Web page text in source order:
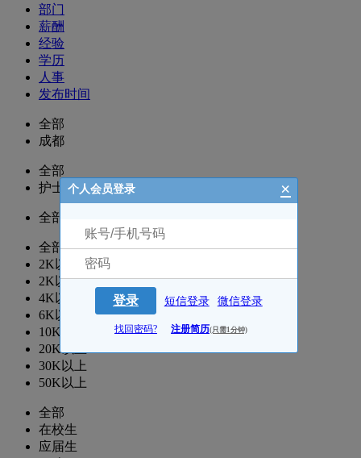
部门
薪酬
经验
学历
人事
发布时间
全部
成都
全部
护士/护理
全部
全部
2K以下
2K以上
4K以上
6K以上
10K以上
20K以上
30K以上
50K以上
全部
在校生
应届生
个人会员登录 ×
登录 短信登录 微信登录
找回密码? 注册简历(只需1分钟)